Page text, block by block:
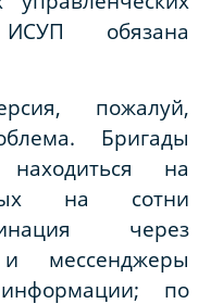
обязана
пожалуй,
Бригады
на
на сотни
через
мессенджеры
по